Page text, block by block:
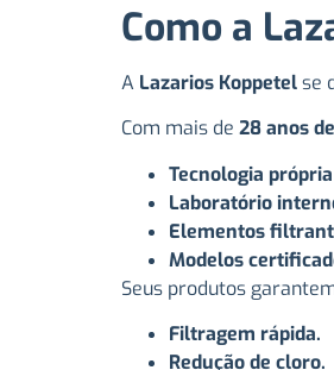
Como a
A Lazarios Koppetelse
Com mais de 28 anos
Tecnologia
Laboratório
Elementos
Modelos
Seus produtos
Filtragem rápida.
Redução de cloro.